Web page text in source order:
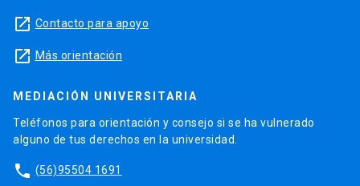
launch Contacto para apoyo
launch Más orientación
MEDIACIÓN UNIVERSITARIA
Teléfonos para orientación y consejo si se ha vulnerado
alguno de tus derechos en la universidad.
phone (56)95504 1691